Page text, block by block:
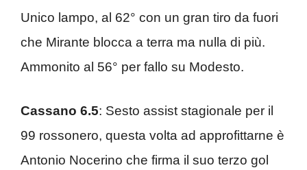
Unico lampo, al 62° con un gran tiro da fuori
che Mirante blocca a terra ma nulla di più.
Ammonito al 56° per fallo su Modesto.
Cassano 6.5: Sesto assist stagionale per il
99 rossonero, questa volta ad approfittarne è
Antonio Nocerino che firma il suo terzo gol